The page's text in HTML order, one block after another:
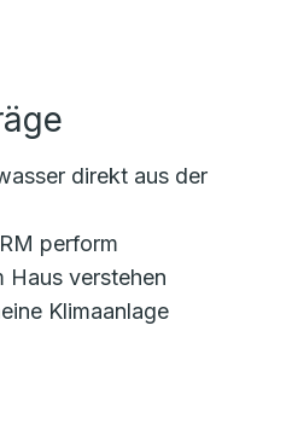
direkt aus der
perform
Haus verstehen
Klimaanlage